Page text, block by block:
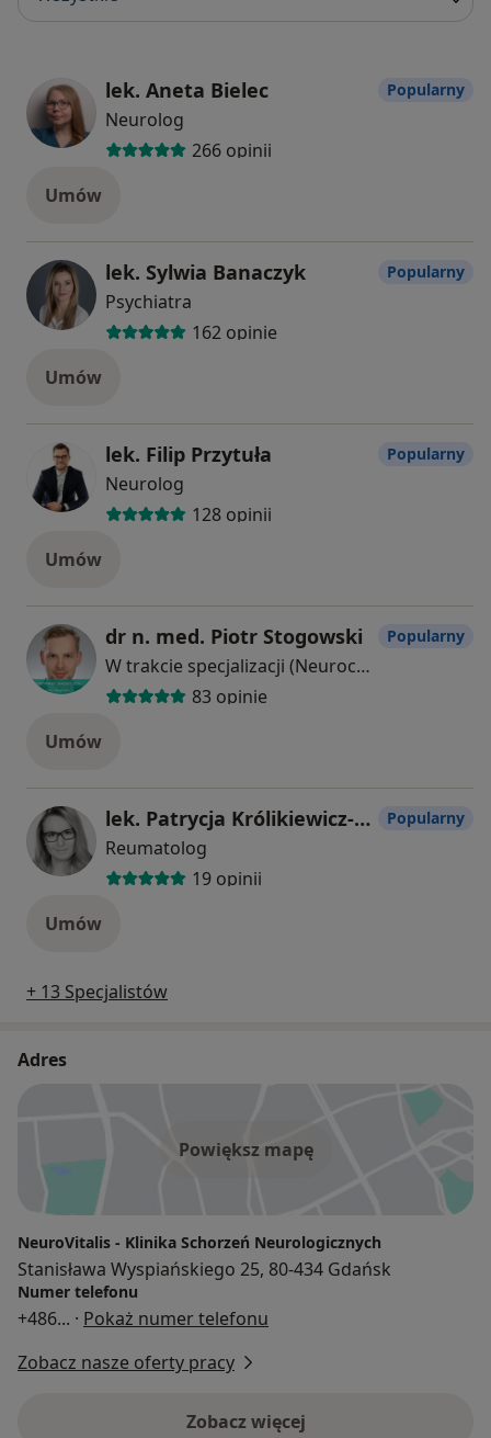
lek. Aneta Bielec
Neurolog
266 opinii
Popularny
Umów
lek. Sylwia Banaczyk
Psychiatra
162 opinie
Popularny
Umów
lek. Filip Przytuła
Neurolog
128 opinii
Popularny
Umów
dr n. med. Piotr Stogowski
W trakcie specjalizacji (Neurochirurg)
83 opinie
Popularny
Umów
lek. Patrycja Królikiewicz-Kurek
Reumatolog
19 opinii
Popularny
Umów
+ 13 Specjalistów
Adres
Powiększ mapę
NeuroVitalis - Klinika Schorzeń Neurologicznych
Stanisława Wyspiańskiego 25, 80-434 Gdańsk
Numer telefonu
+486... · Pokaż numer telefonu
Zobacz nasze oferty pracy
Zobacz więcej